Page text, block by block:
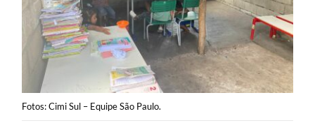
Fotos: Cimi Sul – Equipe São Paulo.